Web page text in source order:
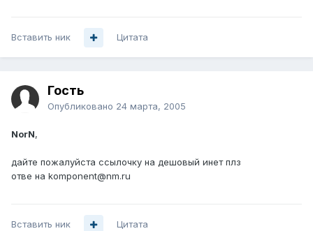
Вставить ник Цитата
Гость
Опубликовано 24 марта, 2005
NorN,
дайте пожалуйста ссылочку на дешовый инет плз
отве на komponent@nm.ru
Вставить ник Цитата